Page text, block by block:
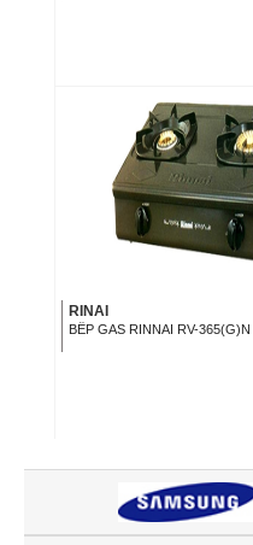
RINAI
BẾP GAS RINNAI RV-365(G)N